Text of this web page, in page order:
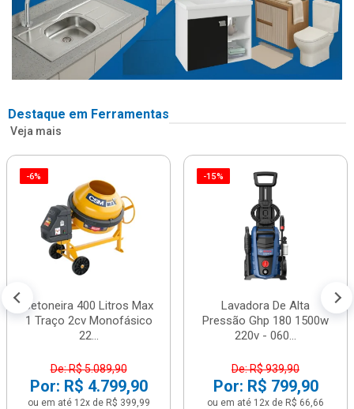
Destaque em Ferramentas
Veja mais
-6%
Betoneira 400 Litros Max
1 Traço 2cv Monofásico
22...
De: R$ 5.089,90
Por: R$ 4.799,90
ou em até 12x de R$ 399,99
-15%
Lavadora De Alta
Pressão Ghp 180 1500w
220v - 060...
De: R$ 939,90
Por: R$ 799,90
ou em até 12x de R$ 66,66